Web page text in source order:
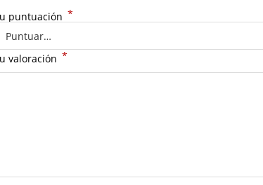
puntuación *
valoración *